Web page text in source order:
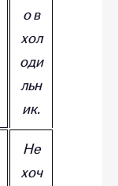
о в
хол
оди
льн
ик.
Не
хоч